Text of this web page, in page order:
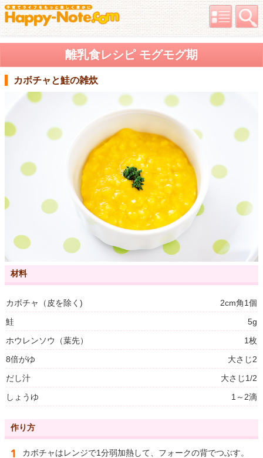
離乳食レシピ モグモグ期
カボチャと鮭の雑炊
材料
カボチャ（皮を除く)
2cm角1個
鮭
5g
ホウレンソウ（葉先）
1枚
8倍がゆ
大さじ2
だし汁
大さじ1/2
しょうゆ
1～2滴
作り方
カボチャはレンジで1分弱加熱して、フォークの背でつぶす。